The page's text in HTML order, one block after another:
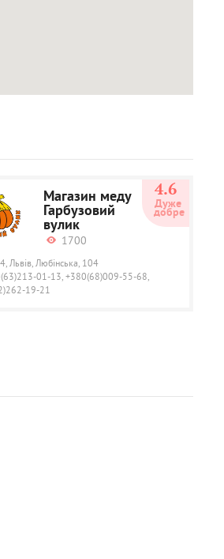
Магазин меду
Гарбузовий
вулик
1700
Львів, Любінська, 104
01-13, +380(68)009-55-68,
19-21
4.6
Дуже
добре